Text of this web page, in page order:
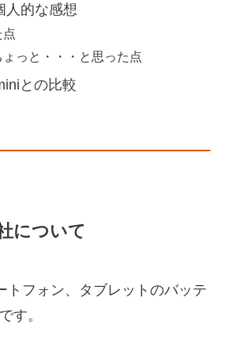
人的な感想
点
ょっと・・・と思った点
との比較
について
トフォン、タブレットのバッテ
す。